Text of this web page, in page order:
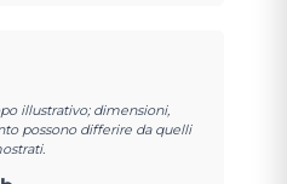
illustrativo; dimensioni,
possono differire da quelli